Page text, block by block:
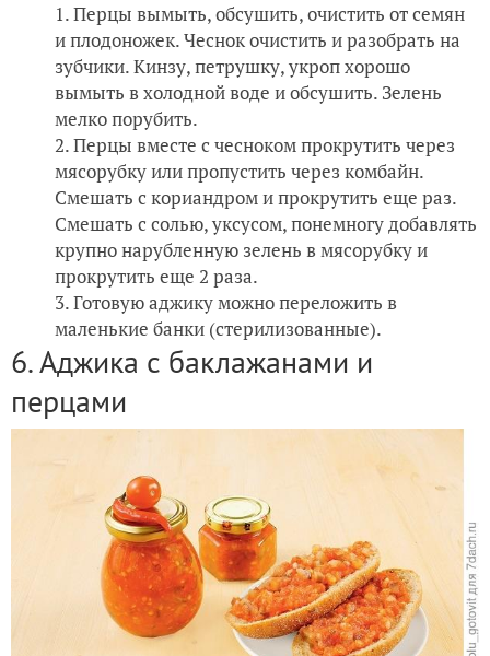
Перцы вымыть, обсушить, очистить от семян
и плодоножек. Чеснок очистить и разобрать на
зубчики. Кинзу, петрушку, укроп хорошо
вымыть в холодной воде и обсушить. Зелень
мелко порубить.
Перцы вместе с чесноком прокрутить через
мясорубку или пропустить через комбайн.
Смешать с кориандром и прокрутить еще раз.
Смешать с солью, уксусом, понемногу добавлять
крупно нарубленную зелень в мясорубку и
прокрутить еще 2 раза.
Готовую аджику можно переложить в
маленькие банки (стерилизованные).
6. Аджика с баклажанами и
перцами